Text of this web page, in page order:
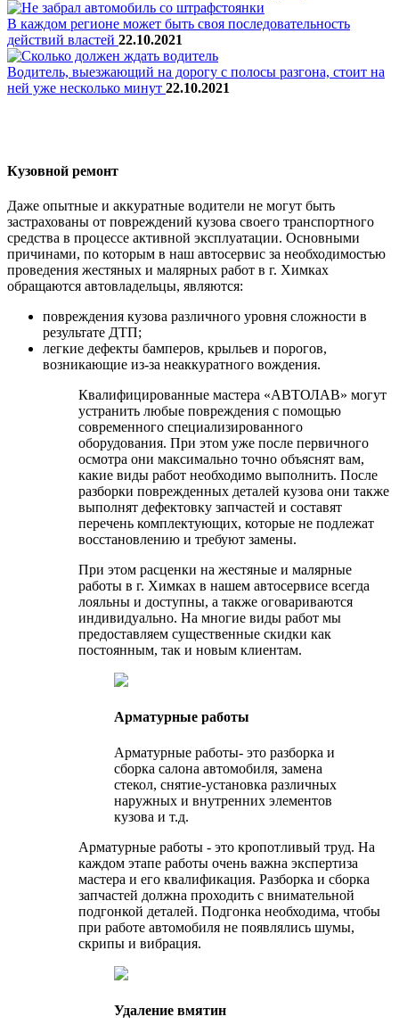
В каждом регионе может быть своя последовательность
действий властей 22.10.2021
Водитель, выезжающий на дорогу с полосы разгона, стоит на
ней уже несколько минут 22.10.2021
Кузовной ремонт
Даже опытные и аккуратные водители не могут быть
застрахованы от повреждений кузова своего транспортного
средства в процессе активной эксплуатации. Основными
причинами, по которым в наш автосервис за необходимостью
проведения жестяных и малярных работ в г. Химках
обращаются автовладельцы, являются:
повреждения кузова различного уровня сложности в
результате ДТП;
легкие дефекты бамперов, крыльев и порогов,
возникающие из-за неаккуратного вождения.
Квалифицированные мастера «АВТОЛАВ» могут
устранить любые повреждения с помощью
современного специализированного
оборудования. При этом уже после первичного
осмотра они максимально точно объяснят вам,
какие виды работ необходимо выполнить. После
разборки поврежденных деталей кузова они также
выполнят дефектовку запчастей и составят
перечень комплектующих, которые не подлежат
восстановлению и требуют замены.
При этом расценки на жестяные и малярные
работы в г. Химках в нашем автосервисе всегда
лояльны и доступны, а также оговариваются
индивидуально. На многие виды работ мы
предоставляем существенные скидки как
постоянным, так и новым клиентам.
Арматурные работы
Арматурные работы- это разборка и
сборка салона автомобиля, замена
стекол, снятие-установка различных
наружных и внутренних элементов
кузова и т.д.
Арматурные работы - это кропотливый труд. На
каждом этапе работы очень важна экспертиза
мастера и его квалификация. Разборка и сборка
запчастей должна проходить с внимательной
подгонкой деталей. Подгонка необходима, чтобы
при работе автомобиля не появлялись шумы,
скрипы и вибрация.
Удаление вмятин